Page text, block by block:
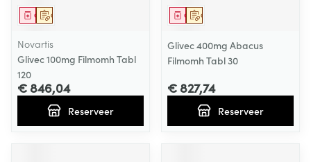
Op voorschrift
Geneesmiddel
Novartis
Glivec 100mg Filmomh Tabl
120
€ 846,04
Reserveer
Op voorschrift
Geneesmiddel
Glivec 400mg Abacus
Filmomh Tabl 30
€ 827,74
Reserveer